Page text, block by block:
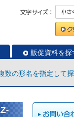
販促資料を探
数の形名を指定して